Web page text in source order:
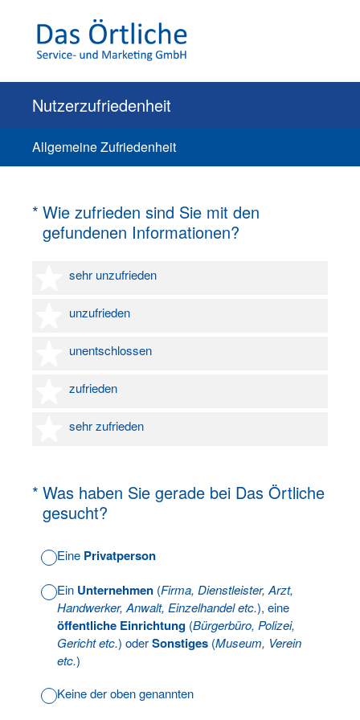
Nutzerzufriedenheit
Allgemeine Zufriedenheit
* Wie zufrieden sind Sie mit den
gefundenen Informationen?
(Erforderlich.)
sehr unzufrieden
1 Stern
unzufrieden
2 Sterne
unentschlossen
3 Sterne
zufrieden
4 Sterne
sehr zufrieden
5 Sterne
* Was haben Sie gerade bei Das Örtliche
gesucht?
(Erforderlich.)
Eine Privatperson
Ein Unternehmen (Firma, Dienstleister, Arzt,
Handwerker, Anwalt, Einzelhandel etc.), eine
öffentliche Einrichtung (Bürgerbüro, Polizei,
Gericht etc.) oderSonstiges (Museum, Verein
etc.)
Keine der oben genannten